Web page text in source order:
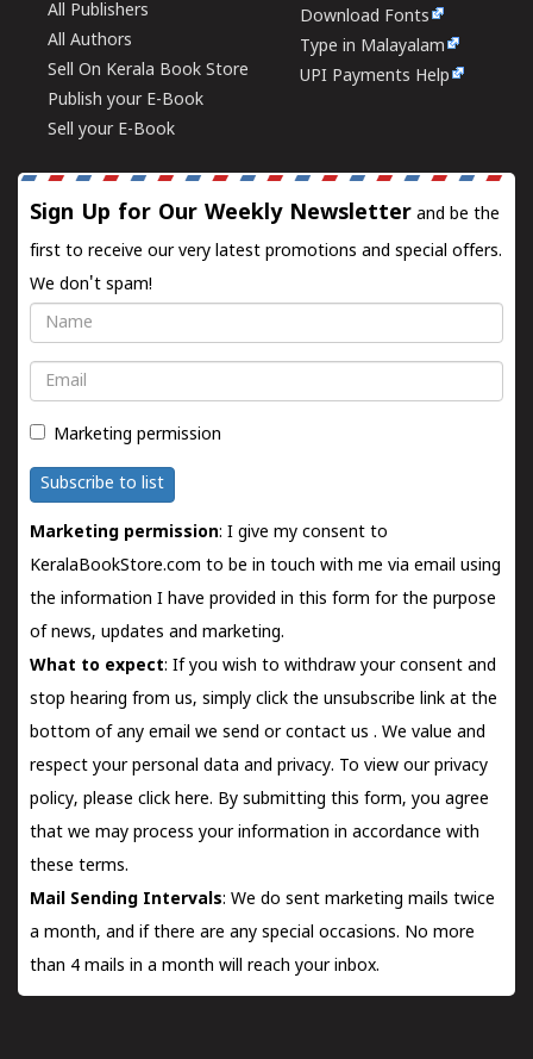
All Publishers
All Authors
Sell On Kerala Book Store
Publish your E-Book
Sell your E-Book
Download Fonts
Type in Malayalam
UPI Payments Help
Sign Up for Our Weekly Newsletter and be the
first to receive our very latest promotions and special offers.
We don't spam!
Name
Email
Marketing permission
Subscribe to list
Marketing permission: I give my consent to
KeralaBookStore.com to be in touch with me via email using
the information I have provided in this form for the purpose
of news, updates and marketing.
What to expect: If you wish to withdraw your consent and
stop hearing from us, simply click the unsubscribe link at the
bottom of any email we send orcontact us . We value and
respect your personal data and privacy. To view our privacy
policy, please click here. By submitting this form, you agree
that we may process your information in accordance with
these terms.
Mail Sending Intervals: We do sent marketing mails twice
a month, and if there are any special occasions. No more
than 4 mails in a month will reach your inbox.